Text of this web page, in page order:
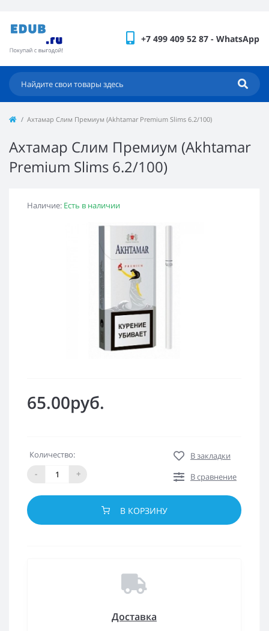
+7 499 409 52 87 - WhatsApp
Ахтамар Слим Премиум (Akhtamar Premium Slims 6.2/100)
Ахтамар Слим Премиум (Akhtamar
Premium Slims 6.2/100)
Наличие: Есть в наличии
65.00руб.
Количество:
-
+
В закладки
В сравнение
В КОРЗИНУ
Доставка